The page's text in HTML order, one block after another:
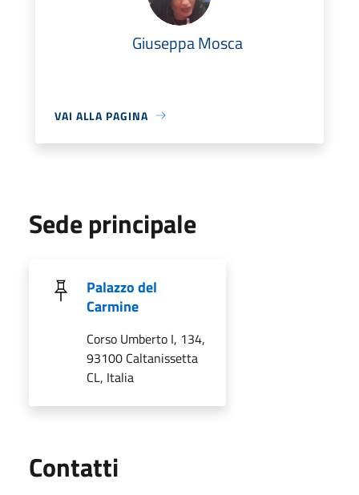
Giuseppa Mosca
VAI ALLA PAGINA
Sede principale
Palazzo del
Carmine
Corso Umberto I, 134,
93100 Caltanissetta
CL, Italia
Contatti